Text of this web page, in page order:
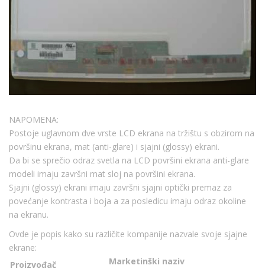
NAPOMENA:
Postoje uglavnom dve vrste LCD ekrana na tržištu s obzirom na
površinu ekrana, mat (anti-glare) i sjajni (glossy) ekrani.
Da bi se sprečio odraz svetla na LCD površini ekrana anti-glare
modeli imaju završni mat sloj na površini ekrana.
Sjajni (glossy) ekrani imaju završni sjajni optički premaz za
povećanje kontrasta i boja a za posledicu imaju odraz okoline
na ekranu.
Ovde je popis kako su različite kompanije nazvale svoje sjajne
ekrane:
Proizvođač
Marketinški naziv